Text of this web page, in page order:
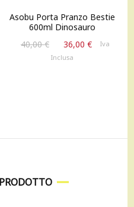
Asobu Porta Pranzo Bestie
600ml Dinosauro
40,00€
prezzo
36,00 €
IlIva
Inclusa